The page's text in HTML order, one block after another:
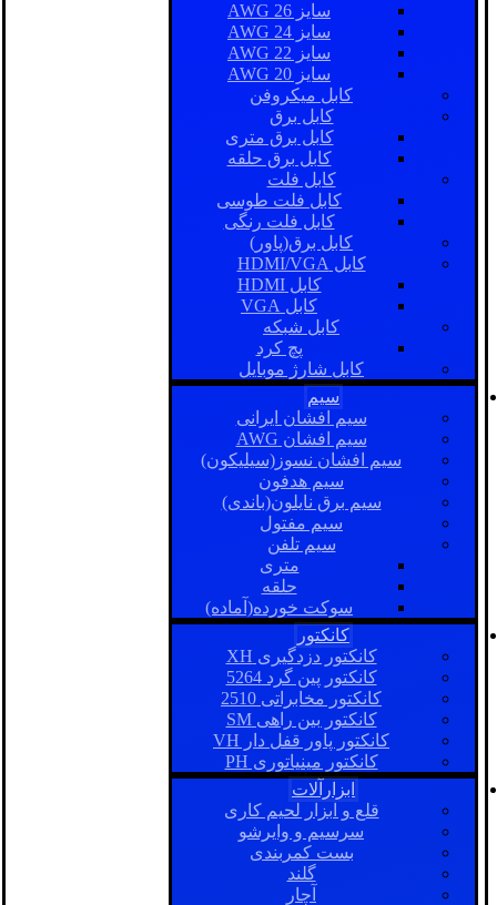
سایز AWG 26
سایز AWG 24
سایز AWG 22
سایز AWG 20
کابل میکروفن
کابل برق
کابل برق متری
کابل برق حلقه
کابل فلت
کابل فلت طوسی
کابل فلت رنگی
کابل برق(پاور)
کابل HDMI/VGA
کابل HDMI
کابل VGA
کابل شبکه
پچ کرد
کابل شارژ موبایل
سیم
سیم افشان ایرانی
سیم افشان AWG
سیم افشان نسوز(سیلیکون)
سیم هدفون
سیم برق نایلون(باندی)
سیم مفتول
سیم تلفن
متری
حلقه
سوکت خورده(آماده)
کانکتور
کانکتور دزدگیری XH
کانکتور پین گرد 5264
کانکتور مخابراتی 2510
کانکتور بین راهی SM
کانکتور پاور قفل دار VH
کانکتور مینیاتوری PH
ابزارآلات
قلع و ابزار لحیم کاری
سرسیم و وایرشو
بست کمربندی
گلند
آچار